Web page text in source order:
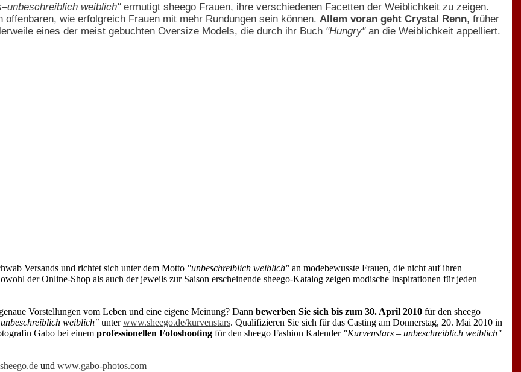
weiblich"ermutigt sheego Frauen, ihre verschiedenen Facetten der Weiblichkeit zu zeigen.
wie erfolgreich Frauen mit mehr Rundungen sein können. Allem voran geht Crystal Renn, früher
eines der meist gebuchten Oversize Models, die durch ihr Buch "Hungry"an die Weiblichkeit appelliert.
Versands und richtet sich unter dem Motto "unbeschreiblich weiblich" an modebewusste Frauen, die nicht auf ihren
der Online-Shop als auch der jeweils zur Saison erscheinende sheego-Katalog zeigen modische Inspirationen für jeden
Vorstellungen vom Leben und eine eigene Meinung? Dann bewerben Sie sich bis zum 30. April 2010 für den sheego
weiblich" unterwww.sheego.de/kurvenstars. Qualifizieren Sie sich für das Casting am Donnerstag, 20. Mai 2010 in
Gabo bei einem professionellen Fotoshooting für den sheego Fashion Kalender "Kurvenstars – unbeschreiblich weiblich"
und www.gabo-photos.com